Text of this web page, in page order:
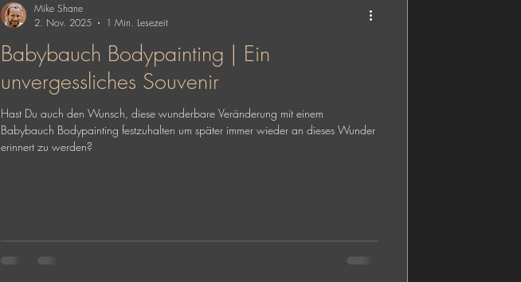
Babybauch Bodypainting | Ein
unvergessliches Souvenir
Hast Du auch den Wunsch, diese wunderbare Veränderung mit einem
Babybauch Bodypainting festzuhalten um später immer wieder an dieses Wunder
erinnert zu werden?
Mike Shane
2. Nov. 2025
1 Min. Lesezeit